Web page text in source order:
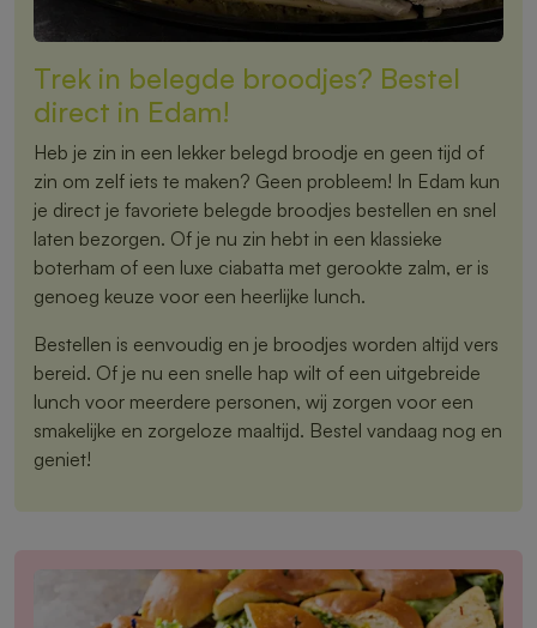
Trek in belegde broodjes? Bestel
direct in Edam!
Heb je zin in een lekker belegd broodje en geen tijd of
zin om zelf iets te maken? Geen probleem! In Edam kun
je direct je favoriete belegde broodjes bestellen en snel
laten bezorgen. Of je nu zin hebt in een klassieke
boterham of een luxe ciabatta met gerookte zalm, er is
genoeg keuze voor een heerlijke lunch.
Bestellen is eenvoudig en je broodjes worden altijd vers
bereid. Of je nu een snelle hap wilt of een uitgebreide
lunch voor meerdere personen, wij zorgen voor een
smakelijke en zorgeloze maaltijd. Bestel vandaag nog en
geniet!